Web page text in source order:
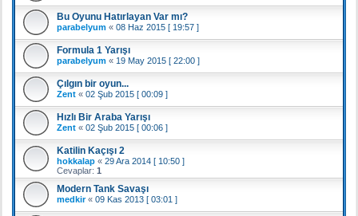
Bu Oyunu Hatırlayan Var mı?
parabelyum « 08 Haz 2015 [ 19:57 ]
Formula 1 Yarışı
parabelyum « 19 May 2015 [ 22:00 ]
Çılgın bir oyun...
Zent « 02 Şub 2015 [ 00:09 ]
Hızlı Bir Araba Yarışı
Zent « 02 Şub 2015 [ 00:06 ]
Katilin Kaçışı 2
hokkalap « 29 Ara 2014 [ 10:50 ]
Cevaplar: 1
Modern Tank Savaşı
medkir« 09 Kas 2013 [ 03:01 ]